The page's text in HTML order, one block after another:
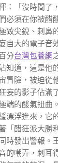
：「沒時間了
必須在你被醋
致尖銳、刺鼻
自大的電子音
分台灣包養網
知道，這是他
冒險，被迫從
妄的影子佔滿
端的酸氣扭曲
漂浮進來，它
「醋狂派大勝
時發出警報。
的嘲弄，刺耳